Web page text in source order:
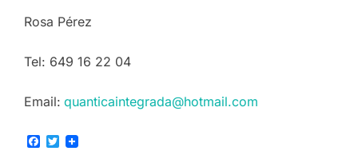
Rosa Pérez
Tel: 649 16 22 04
Email: quanticaintegrada@hotmail.com
F
T